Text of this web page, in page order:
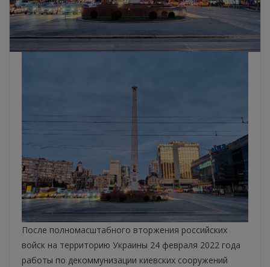
После полномасштабного вторжения российских
войск на территорию Украины 24 февраля 2022 года
работы по декоммунизации киевских сооружений